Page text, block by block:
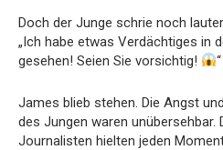
Doch der Junge schrie noch
„Ich habe etwas Verdächtiges in
gesehen! Seien Sie vorsichtig!
“
James blieb stehen. Die Angst
des Jungen waren unübersehbar.
Journalisten hielten jeden